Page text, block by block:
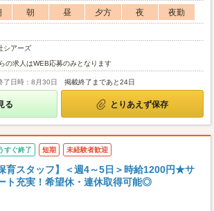
朝 昼 夕方 夜
夜勤
シアーズ
の求人はWEB応募のみとなります
了日時：8月30日 掲載終了まであと24日
る とりあえず保存
すぐ終了 短期 未経験者歓迎
保育スタッフ】＜週4～5日＞時給1200円★サ
ト充実！希望休・連休取得可能◎